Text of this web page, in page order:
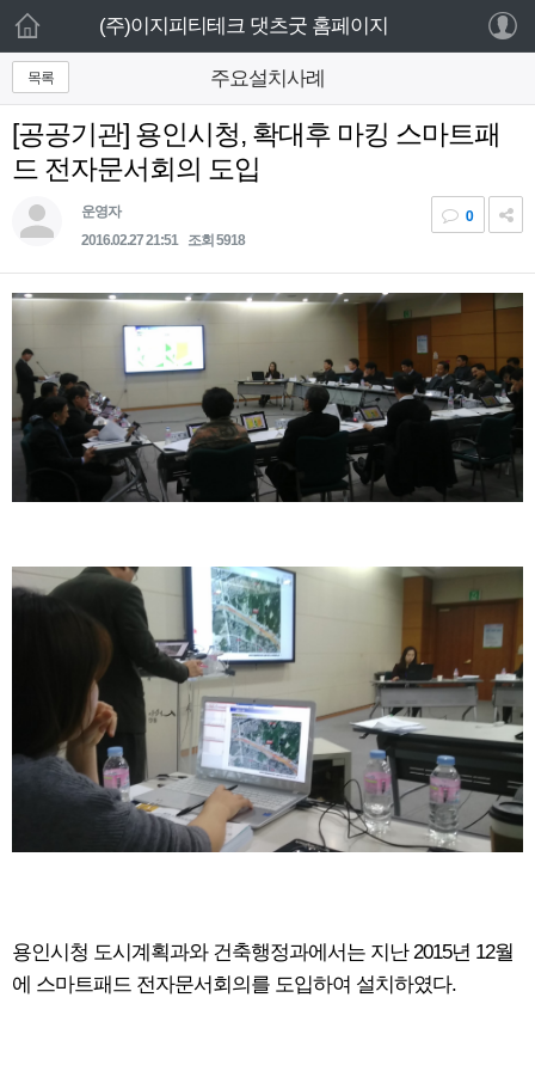
로그인 하세요
홈
주요제품
웹서비스
고객센터
설치사례
회사소개
새 알림
내 알림을 확인하기 위해서는 로그인이 필요합
니다.
(주)이지피티테크 댓츠굿 홈페이지
목록 주요설치사례
[공공기관] 용인시청, 확대후 마킹 스마트패
드 전자문서회의 도입
운영자
2016.02.27 21:51
조회 5918
0
용인시청 도시계획과와 건축행정과에서는 지난 2015년 12월
에 스마트패드 전자문서회의를 도입하여 설치하였다.